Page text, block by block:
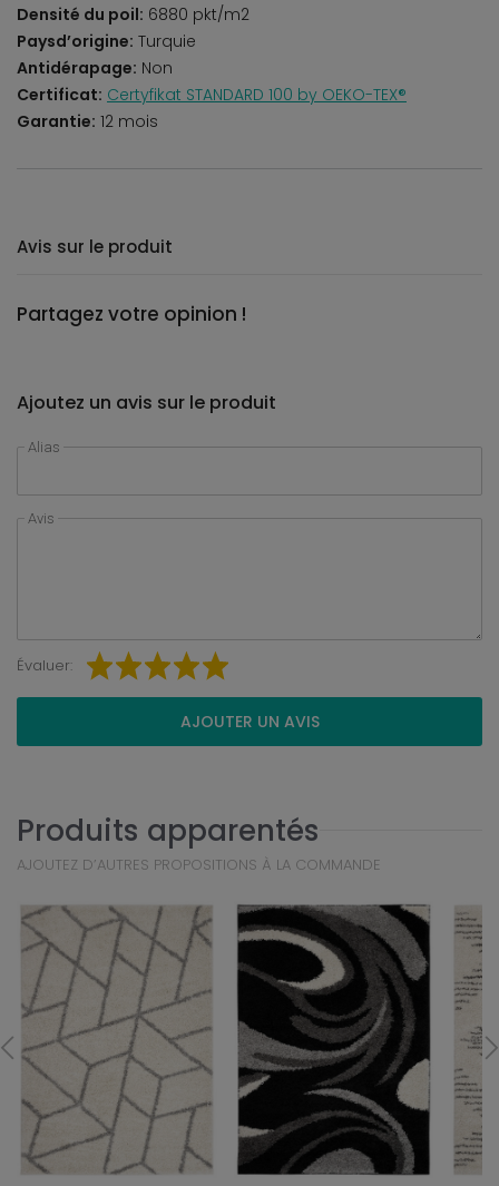
Densité du poil: 6880 pkt/m2
Paysd’origine: Turquie
Antidérapage: Non
Certificat: Certyfikat STANDARD 100 by OEKO-TEX®
Garantie: 12 mois
Avis sur le produit
Partagez votre opinion !
Ajoutez un avis sur le produit
Alias
Avis
Évaluer:
AJOUTER UN AVIS
Produits apparentés
AJOUTEZ D’AUTRES PROPOSITIONS À LA COMMANDE